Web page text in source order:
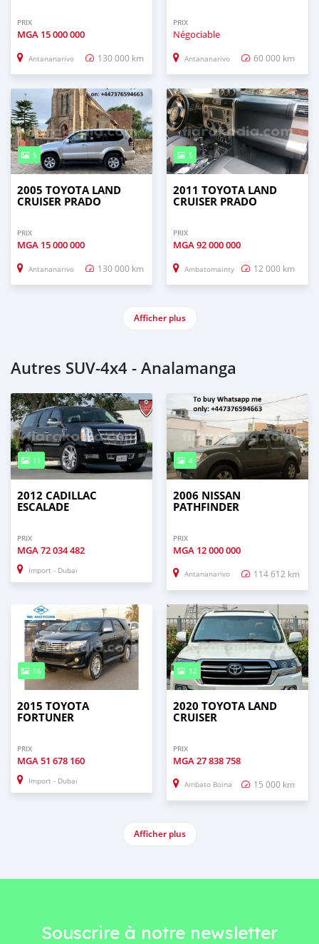
PRIX
MGA 15 000 000
Antananarivo 130 000 km
PRIX
Négociable
Antananarivo 60 000 km
5
2005 TOYOTA LAND
CRUISER PRADO
PRIX
MGA 15 000 000
Antananarivo 130 000 km
5
2011 TOYOTA LAND
CRUISER PRADO
PRIX
MGA92 000 000
Ambatomainty 12 000 km
Afficher plus
Autres SUV‒4x4 - Analamanga
11
2012 CADILLAC
ESCALADE
PRIX
MGA 72 034 482
Import - Dubai
4
2006 NISSAN
PATHFINDER
PRIX
MGA 12 000 000
Antananarivo 114 612 km
16
2015 TOYOTA
FORTUNER
PRIX
MGA51 678 160
Import - Dubai
12
2020 TOYOTA LAND
CRUISER
PRIX
MGA27 838 758
Ambato Boina 15 000 km
Afficher plus
Souscrire à notre newsletter